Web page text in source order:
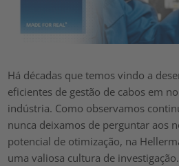
Há décadas que temos vindo a
eficientes de gestão de cabos em
indústria. Como observamos
nunca deixamos de perguntar aos
potencial de otimização, na
uma valiosa cultura de